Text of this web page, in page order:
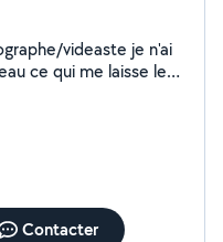
videaste je n'ai
ce qui me laisse le
dépannage
Contacter